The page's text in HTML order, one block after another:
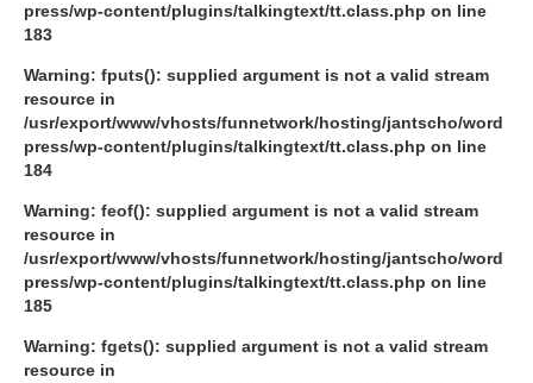
press/wp-content/plugins/talkingtext/tt.class.php on line
183
Warning: fputs(): supplied argument is not a valid stream
resource in
/usr/export/www/vhosts/funnetwork/hosting/jantscho/word
press/wp-content/plugins/talkingtext/tt.class.php on line
184
Warning: feof(): supplied argument is not a valid stream
resource in
/usr/export/www/vhosts/funnetwork/hosting/jantscho/word
press/wp-content/plugins/talkingtext/tt.class.php on line
185
Warning: fgets(): supplied argument is not a valid stream
resource in